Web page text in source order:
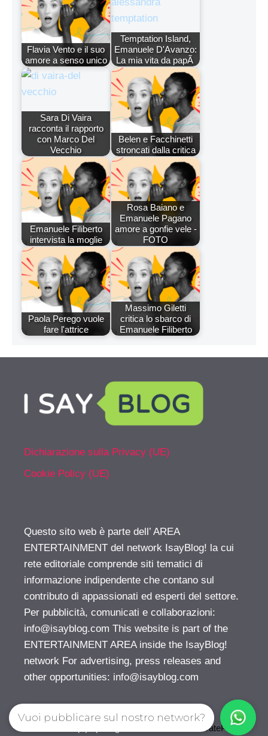
Flavia Vento e il suo
amore a senso unico
Temptation Island,
Emanuele D'Avanzo:
La mia vita da papÃ
Sara Di Vaira
racconta il rapporto
con Marco Del
Vecchio
Belen e Facchinetti
stroncati dalla critica
Emanuele Filiberto
intervista la moglie
Rosa Baiano e
Emanuele Pagano
amore a gonfie vele -
FOTO
Paola Perego vuole
fare l'attrice
Massimo Giletti
critica lo sbarco di
Emanuele Filiberto
Dichiarazione sulla Privacy (UE)
Cookie Policy (UE)
Questo sito web è parte dell’ AREA
ENTERTAINMENT del network IsayBlog! la cui
rete editoriale comprende siti tematici di
informazione indipendente che contano sul
contributo di appassionati ed esperti del settore.
Per pubblicità, comunicati e collaborazioni:
info@isayblog.com This website is part of the
ENTERTAINMENT AREA inside the IsayBlog!
network For advertising, press releases and
other opportunities: info@isayblog.com
GeneratePress
Vuoi pubblicare sul nostro network?